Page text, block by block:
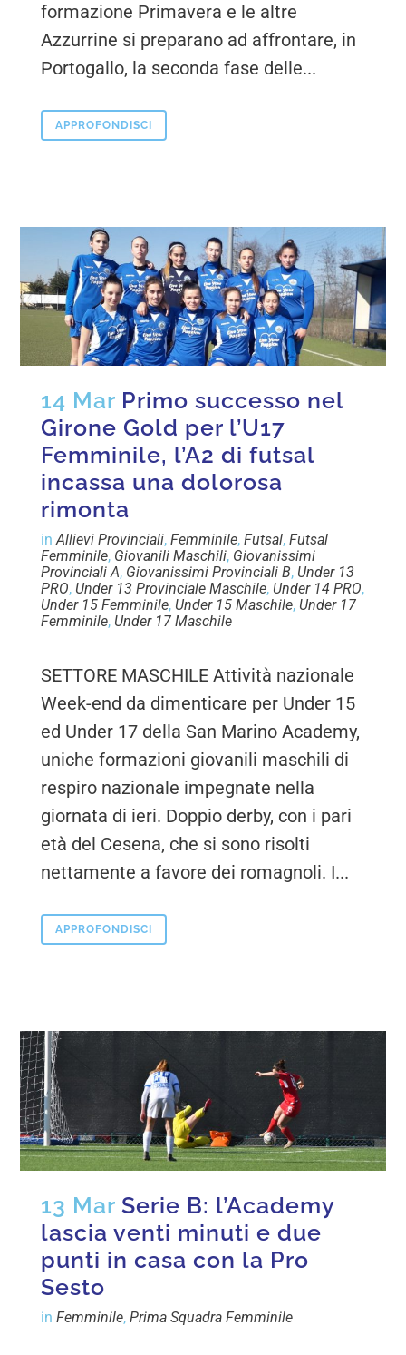
formazione Primavera e le altre
Azzurrine si preparano ad affrontare, in
Portogallo, la seconda fase delle...
APPROFONDISCI
14 Mar Primo successo nel
Girone Gold per l’U17
Femminile, l’A2 di futsal
incassa una dolorosa
rimonta
inAllievi Provinciali,Femminile,Futsal,Futsal
Femminile, Giovanili Maschili, Giovanissimi
Provinciali A, Giovanissimi Provinciali B, Under 13
PRO, Under 13 Provinciale Maschile, Under 14 PRO,
Under 15 Femminile, Under 15 Maschile, Under 17
Femminile, Under 17 Maschile
SETTORE MASCHILE Attività nazionale
Week-end da dimenticare per Under 15
ed Under 17 della San Marino Academy,
uniche formazioni giovanili maschili di
respiro nazionale impegnate nella
giornata di ieri. Doppio derby, con i pari
età del Cesena, che si sono risolti
nettamente a favore dei romagnoli. I...
APPROFONDISCI
13 Mar Serie B: l’Academy
lascia venti minuti e due
punti in casa con la Pro
Sesto
inFemminile,Prima Squadra Femminile